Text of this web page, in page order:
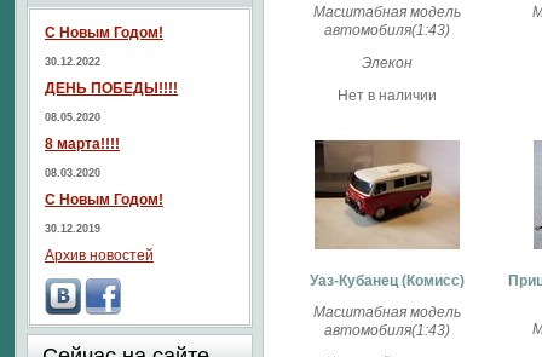
Масштабная модель
автомобиля(1:43)
Элекон
Нет в наличии
Уаз-Кубанец (Комисс)
Масштабная модель
автомобиля(1:43)
С Новым Годом!
30.12.2022
ДЕНЬ ПОБЕДЫ!!!!
08.05.2020
8 марта!!!!
08.03.2020
С Новым Годом!
30.12.2019
Архив новостей